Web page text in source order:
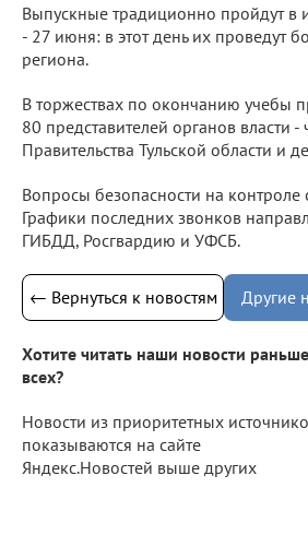
Выпускные традиционно пройдут в
- 27 июня: в этот день их проведут
региона.
В торжествах по окончанию учебы
80 представителей органов власти -
Правительства Тульской области и
Вопросы безопасности на контроле
Графики последних звонков
ГИБДД, Росгвардию и УФСБ.
← Вернуться к новостям Другие
Хотите читать наши новости раньше
всех?
Новости из приоритетных
показываются на сайте
Яндекс.Новостей выше других